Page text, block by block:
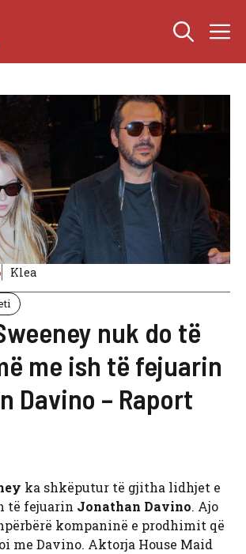
Klea
nuk do të
me ish të fejuarin
Davino – Raport
ka shkëputur të gjitha lidhjet e
të fejuarin Jonathan Davino. Ajo
kompaninë e prodhimit që
me Davino. Aktorja House Maid